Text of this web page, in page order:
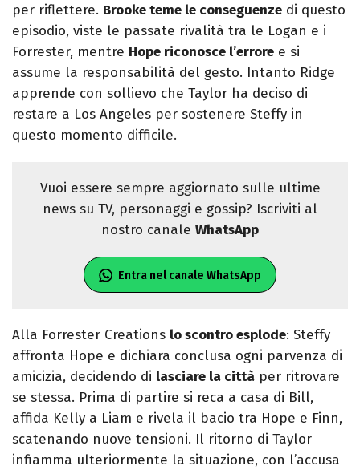
per riflettere. Brooke teme le conseguenze di questo
episodio, viste le passate rivalità tra le Logan e i
Forrester, mentre Hope riconosce l’errore e si
assume la responsabilità del gesto. Intanto Ridge
apprende con sollievo che Taylor ha deciso di
restare a Los Angeles per sostenere Steffy in
questo momento difficile.
Vuoi essere sempre aggiornato sulle ultime
news su TV, personaggi e gossip? Iscriviti al
nostro canale WhatsApp
Entra nel canale WhatsApp
Alla Forrester Creations lo scontro esplode: Steffy
affronta Hope e dichiara conclusa ogni parvenza di
amicizia, decidendo di lasciare la città per ritrovare
se stessa. Prima di partire si reca a casa di Bill,
affida Kelly a Liam e rivela il bacio tra Hope e Finn,
scatenando nuove tensioni. Il ritorno di Taylor
infiamma ulteriormente la situazione, con l’accusa